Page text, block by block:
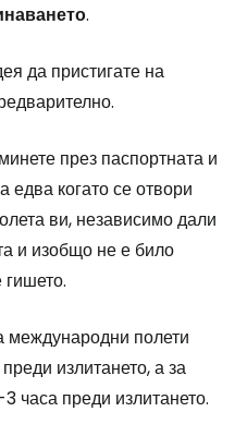
.
да пристигате на
през паспортната и
едва когато се отвори
ви, независимо дали
и изобщо не е било
международни полети
излитането, а за
часа преди излитането.